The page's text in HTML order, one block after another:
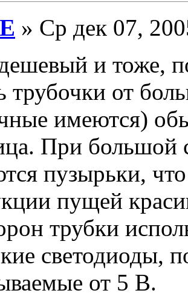
» Ср дек 07,
и тоже,
трубочки от
имеются)
При большой
пузырьки,
пущей
трубки
светодиоды,
от 5 В.